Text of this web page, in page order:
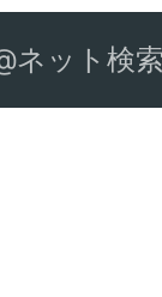
ネット検